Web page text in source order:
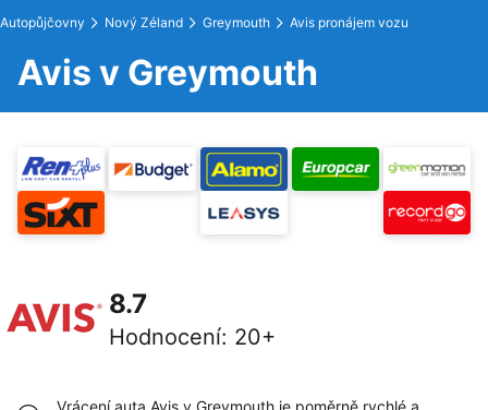
Autopůjčovny Nový Zéland Greymouth Avis pronájem vozu
Avis v Greymouth
8.7
Hodnocení: 20+
Vrácení auta Avis v Greymouth je poměrně rychlé a